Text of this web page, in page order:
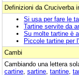
Definizioni da Cruciverba
Si usa per fare le
Tartine servite da
Su molte tartine è
Piccole tartine per
Cambi
Cambiando una lettera
cartine sartine tantine